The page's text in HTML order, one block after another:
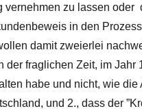
vernehmen zu lassen oder
in den Prozess
damit zweierlei
der fraglichen Zeit, im Jahr
habe und nicht, wie die
und 2., dass der